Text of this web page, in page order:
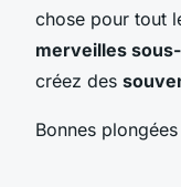
chose pour tout
merveilles
créez des
Bonnes